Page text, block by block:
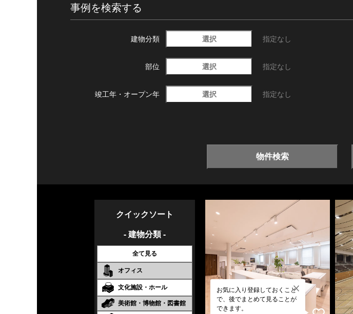
事例を検索する
建物分類 選択 指定なし
部位 選択 指定なし
竣工年・ オープン年 選択 指定なし
物件検索
クイックソート
- 建物分類 -
全て見る
オフィス
文化施設・ホール
美術館・博物館・図書館
お気に入り登録しておくこと
で、後でまとめて見ることが
できます。